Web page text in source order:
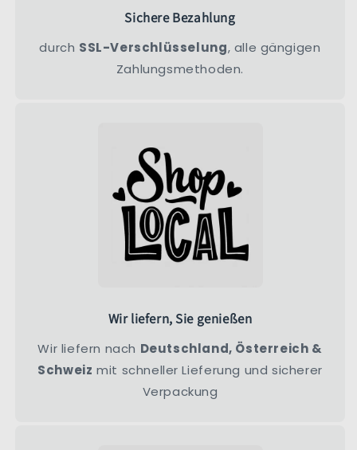
Sichere Bezahlung
durch SSL-Verschlüsselung, alle gängigen
Zahlungsmethoden.
Wir liefern, Sie genießen
Wir liefern nach Deutschland, Österreich &
Schweiz mit schneller Lieferung und sicherer
Verpackung